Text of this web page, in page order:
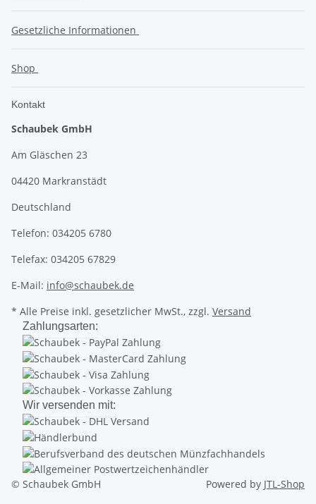
Gesetzliche Informationen
Shop
Kontakt
Schaubek GmbH
Am Gläschen 23
04420 Markranstädt
Deutschland
Telefon: 034205 6780
Telefax: 034205 67829
E-Mail: info@schaubek.de
* Alle Preise inkl. gesetzlicher MwSt., zzgl. Versand
Zahlungsarten:
Wir versenden mit:
© Schaubek GmbH Powered by JTL-Shop